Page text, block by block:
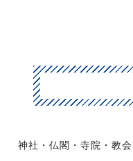
神社・仏閣・寺院・教会